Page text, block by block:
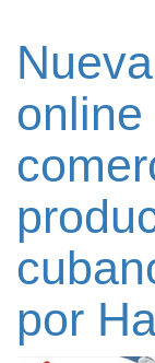
por